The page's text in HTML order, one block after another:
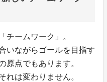
チームワーク」。
いながらゴールを目指す
原点でもあります。
れは変わりません。